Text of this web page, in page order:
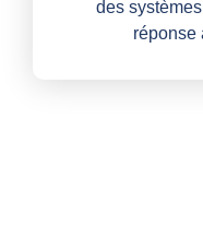
des
réponse